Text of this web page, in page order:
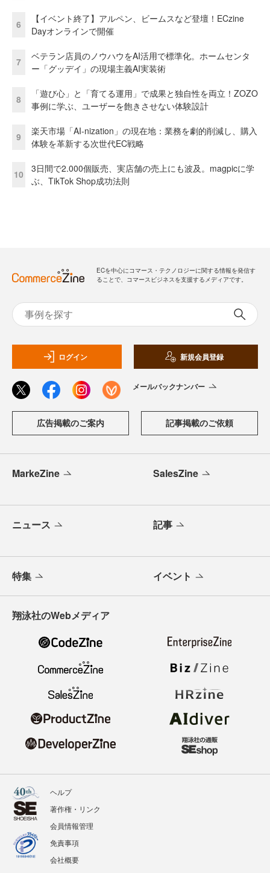
6
【イベント終了】アルペン、ビームスなど登壇！ECzine
Dayオンラインで開催
7
ベテラン店員のノウハウをAI活用で標準化。ホームセンタ
ー「グッデイ」の現場主義AI実装術
8
「遊び心」と「育てる運用」で成果と独自性を両立！ZOZO
事例に学ぶ、ユーザーを飽きさせない体験設計
9
楽天市場「AI-nization」の現在地：業務を劇的削減し、購入
体験を革新する次世代EC戦略
10
3日間で2.000個販売、実店舗の売上にも波及。magpicに学
ぶ、TikTok Shop成功法則
ECを中心にコマース・テクノロジーに関する情報を発信す
ることで、コマースビジネスを支援するメディアです。
ログイン 新規会員登録
メールバックナンバー
広告掲載のご案内 記事掲載のご依頼
MarkeZine SalesZine
ニュース 記事
特集 イベント
翔泳社のWebメディア
ヘルプ
著作権・リンク
会員情報管理
免責事項
会社概要